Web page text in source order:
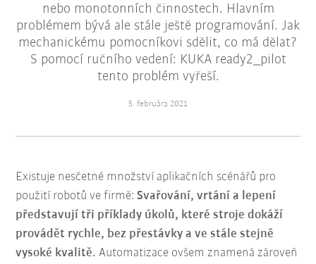
nebo monotonních činnostech. Hlavním
problémem bývá ale stále ještě programování. Jak
mechanickému pomocníkovi sdělit, co má dělat?
S pomocí ručního vedení: KUKA ready2_pilot
tento problém vyřeší.
5. februára 2021
Existuje nesčetné množství aplikačních scénářů pro
použití robotů ve firmě:Svařování, vrtání a lepení
představují tři příklady úkolů, které stroje dokáží
provádět rychle, bez přestávky a ve stále stejně
vysoké kvalitě. Automatizace ovšem znamená zároveň